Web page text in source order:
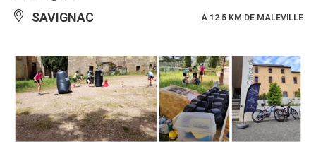
SAVIGNAC À 12.5 KM DE MALEVILLE